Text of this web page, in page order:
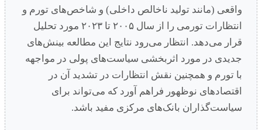
واقعی (مانند تولید ناخالص داخلی) و شاخص‌های تورم و
انتظارات تورمی را از سال ۲۰۰۵ تا ۲۰۲۳ مورد تحلیل
قرار می‌دهد. انتظار می‌رود نتایج این مطالعه بینش‌های
جدیدی در مورد اثربخشی سیاست‌های پولی در مواجهه
با تورم و همچنین نقش انتظارات در تشدید آن در
اقتصادهای نوظهور فراهم آورد که می‌تواند برای
سیاست‌گذاران بانک‌های مرکزی مفید باشد.